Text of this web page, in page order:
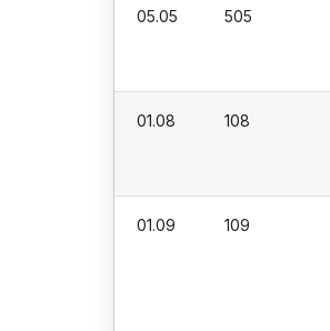
05.05 505
01.08 108
01.09 109